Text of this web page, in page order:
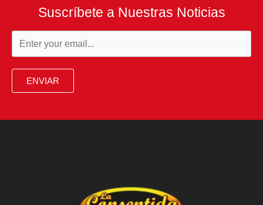
Suscríbete a Nuestras Noticias
ENVIAR